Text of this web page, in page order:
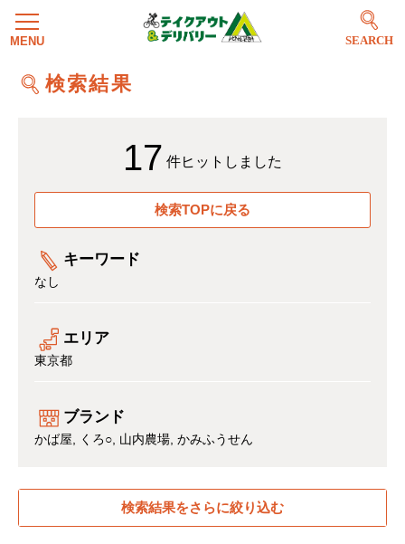
SEARCH
検索結果
17 件ヒットしました
検索TOPに戻る
キーワード
なし
エリア
東京都
ブランド
かば屋 くろ○ 山内農場 かみふうせん
検索結果をさらに絞り込む